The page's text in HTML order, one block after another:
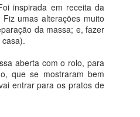
inspirada em receita da
umas alterações muito
da massa; e, fazer
aberta com o rolo, para
que se mostraram bem
entrar para os pratos de